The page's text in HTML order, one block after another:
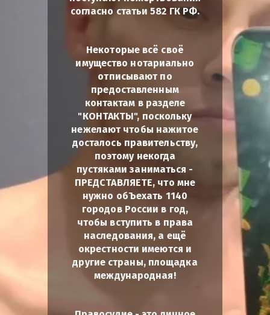
согласно статьи 582 ГК РФ.
Некоторые всё своё
имущество нотариально
отписывают по
предоставленным
контактам в разделе
"КОНТАКТЫ", поскольку
нежелают чтобы нажитое
досталось правительству,
поэтому некогда
пустяками заниматься -
ПРЕДСТАВЛЯЕТЕ, что мне
нужно обЪехать 1140
городов России в год,
чтобы вступить в права
наследования, а ещё
окрестности имеются и
другие страны, площадка
международная!